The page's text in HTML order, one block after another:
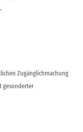
Zugänglichmachung
gesonderter